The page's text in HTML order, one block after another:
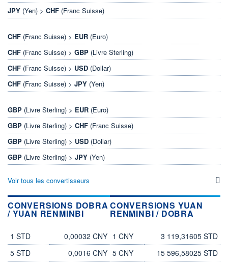
JPY (Yen) > CHF (Franc Suisse)
CHF (Franc Suisse) > EUR (Euro)
CHF (Franc Suisse) > GBP (Livre Sterling)
CHF (Franc Suisse) > USD (Dollar)
CHF (Franc Suisse) > JPY (Yen)
GBP (Livre Sterling) > EUR (Euro)
GBP (Livre Sterling) > CHF (Franc Suisse)
GBP (Livre Sterling) > USD (Dollar)
GBP (Livre Sterling) > JPY (Yen)
Voir tous les convertisseurs
CONVERSIONS DOBRA
/ YUAN RENMINBI
dobra
yuan renminbi
1 STD
0,00032 CNY
5 STD
0,0016 CNY
CONVERSIONS YUAN
RENMINBI / DOBRA
yuan renminbi
dobra
1 CNY
3 119,31605 STD
5 CNY
15 596,58025 STD